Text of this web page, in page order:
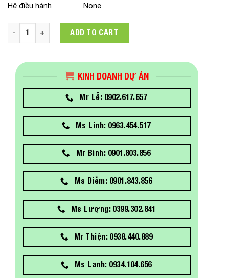
Hệ điều hành
None
Máy tính để bàn Lenovo All in one ThinkCentre Neo 30a
ADD TO CART
KINH DOANH DỰ ÁN
Mr Lễ: 0902.617.657
Ms Linh: 0963.454.517
Mr Bình: 0901.803.856
Ms Diễm: 0901.843.856
Ms Lượng: 0399.302.841
Mr Thiện: 0938.440.889
Ms Lanh: 0934.104.656